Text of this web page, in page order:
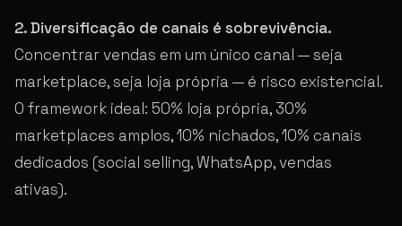
2. Diversificação de canais é sobrevivência.
Concentrar vendas em um único canal — seja
marketplace, seja loja própria — é risco existencial.
O framework ideal: 50% loja própria, 30%
marketplaces amplos, 10% nichados, 10% canais
dedicados (social selling, WhatsApp, vendas
ativas).